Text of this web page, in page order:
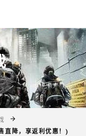
直降，享返利优惠！)